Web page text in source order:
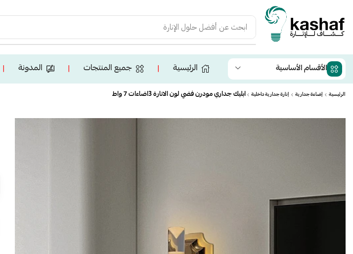
ابحث عن أفضل حلول الإنارة
الأقسام الأساسية الرئيسية ❘ جميع المنتجات ❘ المدونة ❘
الرئيسية إضاءة جدارية إنارة جدارية داخلية ابليك جداري مودرن فضي لون الانارة 3اضاءات 7 واط